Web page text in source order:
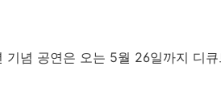
기념 공연은 오는 5월 26일까지 디